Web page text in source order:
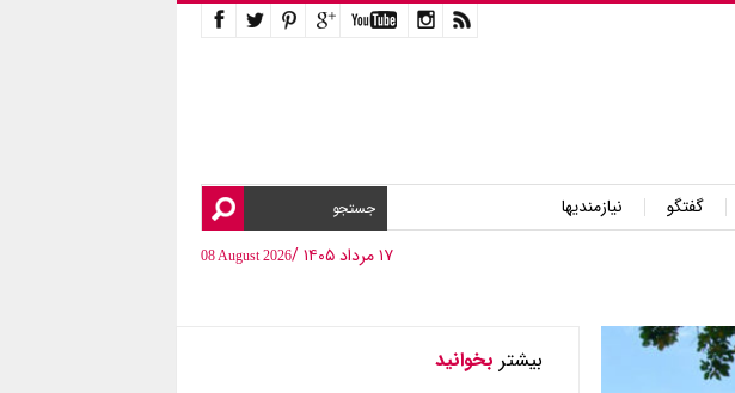
گفتگو
نیازمندیها
۱۷ مرداد ۱۴۰۵ /
08 August 2026
بیشتر بخوانید